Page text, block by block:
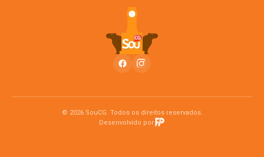
© 2026 SouCG. Todos os direitos reservados.
Desenvolvido por